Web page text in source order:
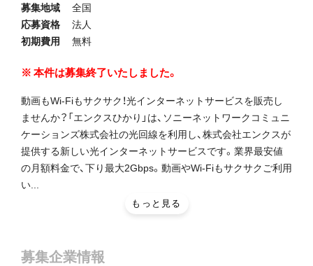
募集地域
全国
応募資格
法人
初期費用
無料
本件は募集終了いたしました。
動画もWi-Fiもサクサク！光インターネットサービスを販売し
ませんか？「エンクスひかり」は、ソニーネットワークコミュニ
ケーションズ株式会社の光回線を利用し、株式会社エンクスが
提供する新しい光インターネットサービスです。業界最安値
の月額料金で、下り最大2Gbps。動画やWi-Fiもサクサクご利用
い...
もっと見る
募集企業情報